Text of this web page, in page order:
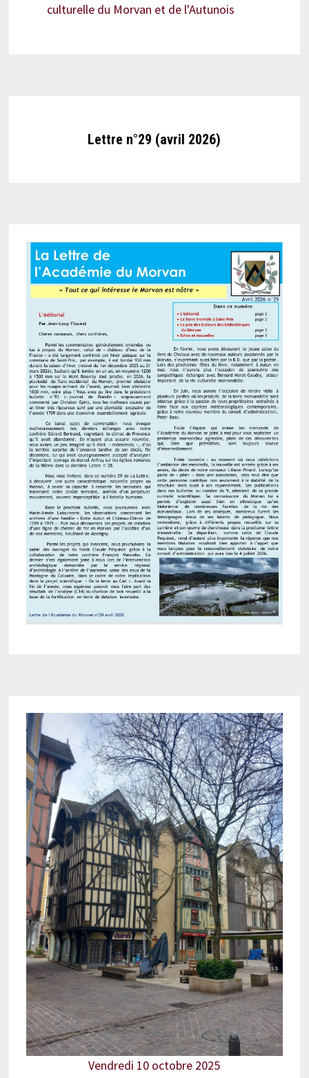
culturelle du Morvan et de l'Autunois
Lettre n°29 (avril 2026)
Vendredi 10 octobre 2025